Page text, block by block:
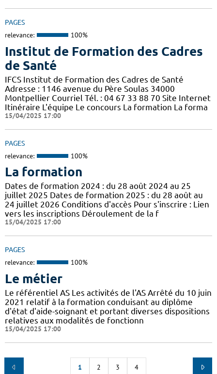
PAGES
relevance: 100%
Institut de Formation des Cadres
de Santé
IFCS Institut de Formation des Cadres de Santé
Adresse : 1146 avenue du Père Soulas 34000
Montpellier Courriel Tél. : 04 67 33 88 70 Site Internet
Itinéraire L'équipe Le concours La formation La forma
15/04/2025 17:00
PAGES
relevance: 100%
La formation
Dates de formation 2024 : du 28 août 2024 au 25
juillet 2025 Dates de formation 2025 : du 28 août au
24 juillet 2026 Conditions d'accès Pour s'inscrire : Lien
vers les inscriptions Déroulement de la f
15/04/2025 17:00
PAGES
relevance: 100%
Le métier
Le référentiel AS Les activités de l'AS Arrêté du 10 juin
2021 relatif à la formation conduisant au diplôme
d'état d'aide-soignant et portant diverses dispositions
relatives aux modalités de fonctionn
15/04/2025 17:00
1 2 3 4